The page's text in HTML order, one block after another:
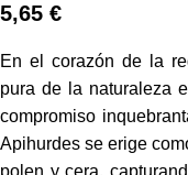
5,65 €
En el corazón de la
pura de la naturaleza
compromiso
Apihurdes se erige